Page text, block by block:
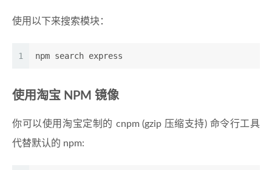
使用以下来搜索模块：
1 npm search express
使用淘宝 NPM 镜像
你可以使用淘宝定制的 cnpm (gzip 压缩支持) 命令行工具
代替默认的 npm: